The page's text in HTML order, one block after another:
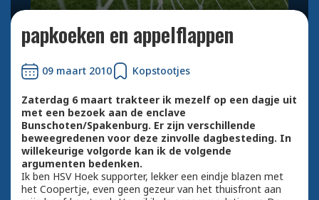
papkoeken en appelflappen
09 maart 2010 Kopstootjes
Zaterdag 6 maart trakteer ik mezelf op een dagje uit
met een bezoek aan de enclave
Bunschoten/Spakenburg. Er zijn verschillende
beweegredenen voor deze zinvolle dagbesteding. In
willekeurige volgorde kan ik de volgende
argumenten bedenken.
Ik ben HSV Hoek supporter, lekker een eindje blazen met
het Coopertje, even geen gezeur van het thuisfront aan